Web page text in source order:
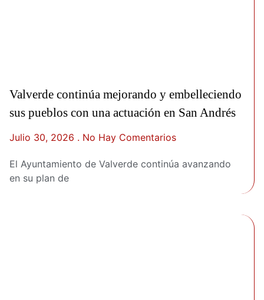
Valverde continúa mejorando y embelleciendo
sus pueblos con una actuación en San Andrés
Julio 30, 2026 No Hay Comentarios
El Ayuntamiento de Valverde continúa avanzando
en su plan de